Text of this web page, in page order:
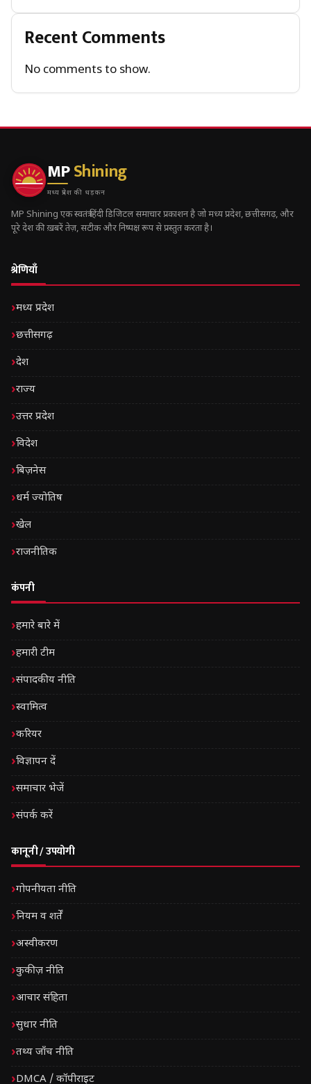
Recent Comments
No comments to show.
MPShining
मध्य प्रदेश की धड़कन
MP Shining एक स्वतंत्र हिंदी डिजिटल समाचार प्रकाशन है जो मध्य प्रदेश, छत्तीसगढ़, और
पूरे देश की ख़बरें तेज़, सटीक और निष्पक्ष रूप से प्रस्तुत करता है।
श्रेणियाँ
मध्य प्रदेश
छत्तीसगढ़
देश
राज्य
उत्तर प्रदेश
विदेश
बिज़नेस
धर्म ज्योतिष
खेल
राजनीतिक
कंपनी
हमारे बारे में
हमारी टीम
संपादकीय नीति
स्वामित्व
करियर
विज्ञापन दें
समाचार भेजें
संपर्क करें
कानूनी / उपयोगी
गोपनीयता नीति
नियम व शर्तें
अस्वीकरण
कुकीज़ नीति
आचार संहिता
सुधार नीति
तथ्य जाँच नीति
DMCA / कॉपीराइट